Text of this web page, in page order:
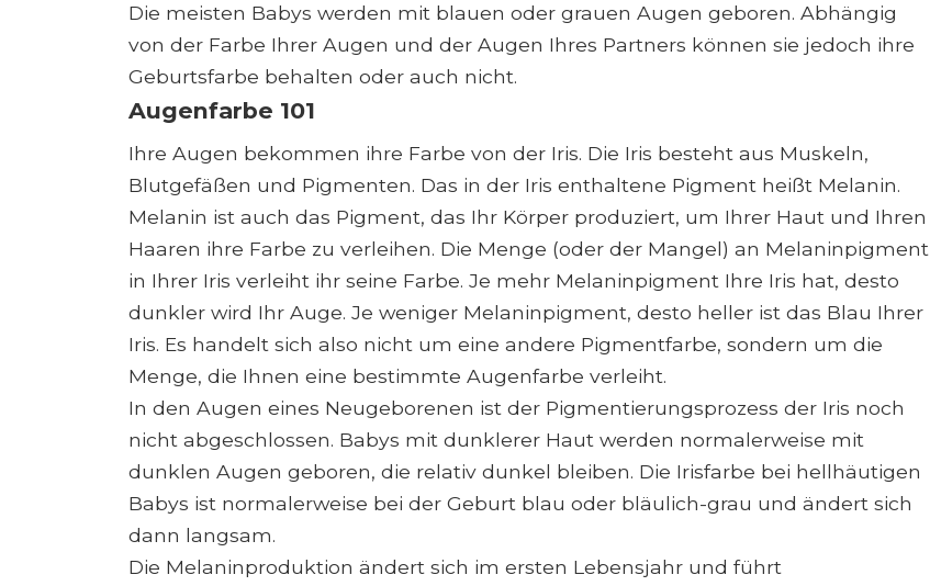
Die meisten Babys werden mit blauen oder grauen Augen geboren. Abhängig
von der Farbe Ihrer Augen und der Augen Ihres Partners können sie jedoch ihre
Geburtsfarbe behalten oder auch nicht.
Augenfarbe 101
Ihre Augen bekommen ihre Farbe von der Iris. Die Iris besteht aus Muskeln,
Blutgefäßen und Pigmenten. Das in der Iris enthaltene Pigment heißt Melanin.
Melanin ist auch das Pigment, das Ihr Körper produziert, um Ihrer Haut und Ihren
Haaren ihre Farbe zu verleihen. Die Menge (oder der Mangel) an Melaninpigment
in Ihrer Iris verleiht ihr seine Farbe. Je mehr Melaninpigment Ihre Iris hat, desto
dunkler wird Ihr Auge. Je weniger Melaninpigment, desto heller ist das Blau Ihrer
Iris. Es handelt sich also nicht um eine andere Pigmentfarbe, sondern um die
Menge, die Ihnen eine bestimmte Augenfarbe verleiht.
In den Augen eines Neugeborenen ist der Pigmentierungsprozess der Iris noch
nicht abgeschlossen. Babys mit dunklerer Haut werden normalerweise mit
dunklen Augen geboren, die relativ dunkel bleiben. Die Irisfarbe bei hellhäutigen
Babys ist normalerweise bei der Geburt blau oder bläulich-grau und ändert sich
dann langsam.
Die Melaninproduktion ändert sich im ersten Lebensjahr und führt